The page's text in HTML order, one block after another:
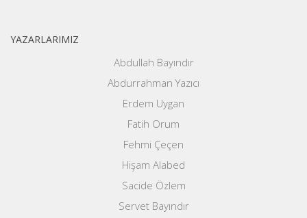
YAZARLARIMIZ
Abdullah Bayındır
Abdurrahman Yazıcı
Erdem Uygan
Fatih Orum
Fehmi Çeçen
Hişam Alabed
Sacide Özlem
Servet Bayındır